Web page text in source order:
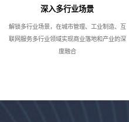
深入多行业场景
解锁多行业场景，在城市管理、工业制造、互
联网服务多行业领域实现商业落地和产业的深
度融合